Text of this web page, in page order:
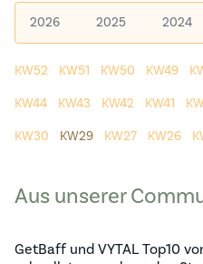
2026 2025 2024
KW52 KW51 KW50 KW49
KW44
KW43 KW42 KW41
KW30
KW29 KW27 KW26
Aus unserer
GetBaff und VYTAL Top10